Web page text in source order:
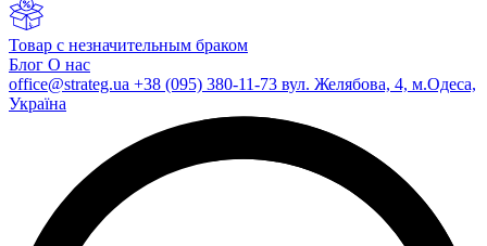
Товар с незначительным браком
Блог О нас
office@strateg.ua +38 (095) 380-11-73 вул. Желябова, 4, м.Одеса,
Україна